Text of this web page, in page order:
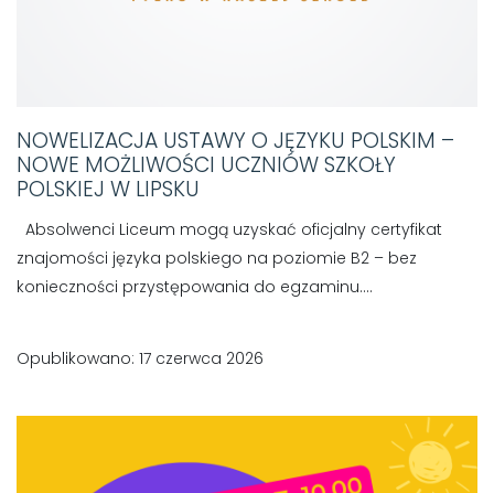
NOWELIZACJA USTAWY O JĘZYKU POLSKIM –
NOWE MOŻLIWOŚCI UCZNIÓW SZKOŁY
POLSKIEJ W LIPSKU
Absolwenci Liceum mogą uzyskać oficjalny certyfikat
znajomości języka polskiego na poziomie B2 – bez
konieczności przystępowania do egzaminu....
Opublikowano: 17 czerwca 2026